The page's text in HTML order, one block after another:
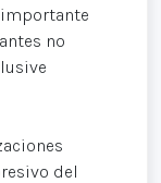
no
del